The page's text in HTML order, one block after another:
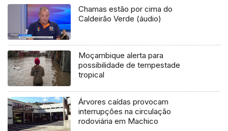
Chamas estão por cima do
Caldeirão Verde (áudio)
Moçambique alerta para
possibilidade de tempestade
tropical
Árvores caídas provocam
interrupções na circulação
rodoviária em Machico